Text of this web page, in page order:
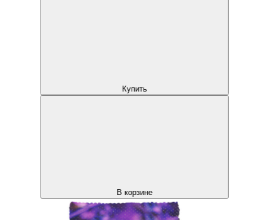
Купить
В корзине